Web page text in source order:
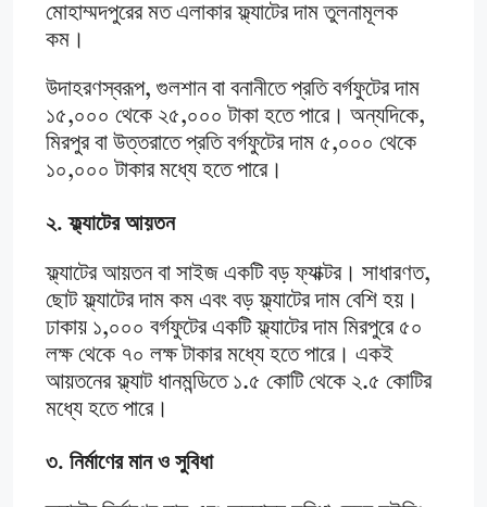
মোহাম্মদপুরের মত এলাকার ফ্ল্যাটের দাম তুলনামূলক
কম।
উদাহরণস্বরূপ, গুলশান বা বনানীতে প্রতি বর্গফুটের দাম
১৫,০০০ থেকে ২৫,০০০ টাকা হতে পারে। অন্যদিকে,
মিরপুর বা উত্তরাতে প্রতি বর্গফুটের দাম ৫,০০০ থেকে
১০,০০০ টাকার মধ্যে হতে পারে।
২. ফ্ল্যাটের আয়তন
ফ্ল্যাটের আয়তন বা সাইজ একটি বড় ফ্যাক্টর। সাধারণত,
ছোট ফ্ল্যাটের দাম কম এবং বড় ফ্ল্যাটের দাম বেশি হয়।
ঢাকায় ১,০০০ বর্গফুটের একটি ফ্ল্যাটের দাম মিরপুরে ৫০
লক্ষ থেকে ৭০ লক্ষ টাকার মধ্যে হতে পারে। একই
আয়তনের ফ্ল্যাট ধানমন্ডিতে ১.৫ কোটি থেকে ২.৫ কোটির
মধ্যে হতে পারে।
৩. নির্মাণের মান ও সুবিধা